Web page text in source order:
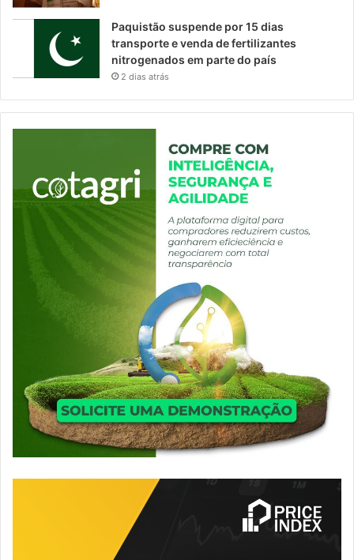
Paquistão suspende por 15 dias
transporte e venda de fertilizantes
nitrogenados em parte do país
2 dias atrás